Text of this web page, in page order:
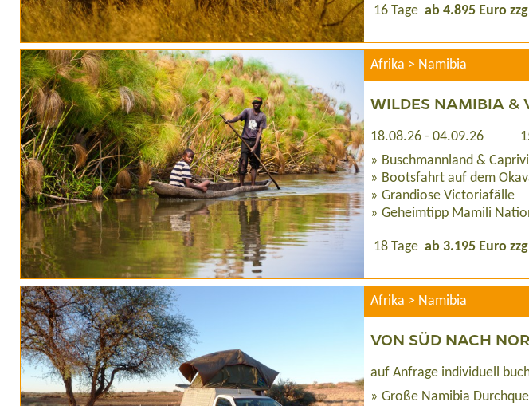
16 Tage ab 4.895 Euro
Afrika > Namibia
WILDES NAMIBIA &
18.08.26 - 04.09.26
Buschmannland &
Bootsfahrt auf dem
Grandiose Victoriafälle
Geheimtipp Mamili
18 Tage ab 3.195 Euro
Afrika > Namibia
VON SÜD NACH
auf Anfrage individuell
Große Namibia